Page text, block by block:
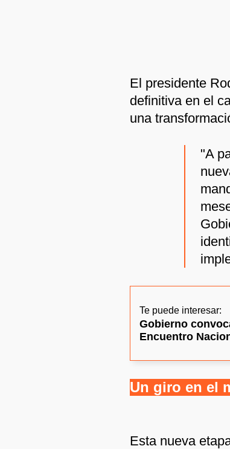
El presidente
definitiva en el
una
"A
Te puede interesar:
Gobierno
Encuentro
Un giro en el
Esta nueva